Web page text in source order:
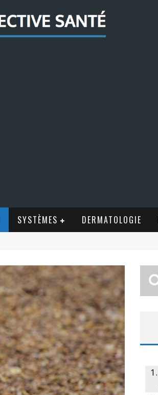
SYSTÈMES DERMATOLOGIE